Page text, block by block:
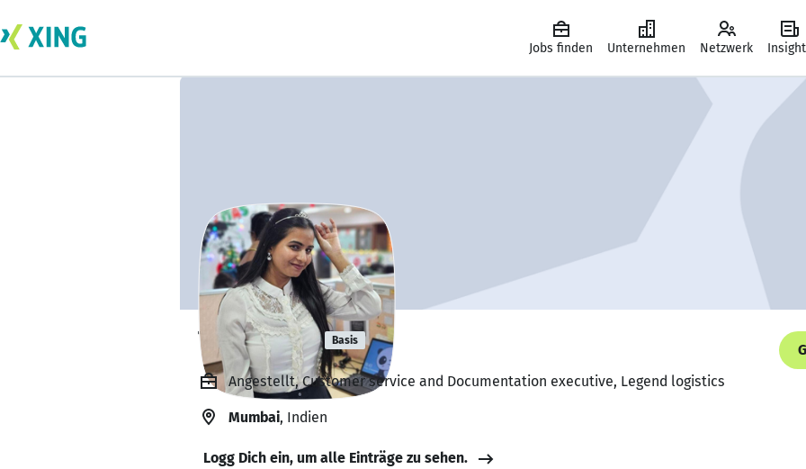
Jobs finden Unternehmen Netzwerk
Tejal Chile Basis
Angestellt, Customer service and Documentation executive, Legend logistics
Mumbai, Indien
Logg Dich ein, um alle Einträge zu sehen.